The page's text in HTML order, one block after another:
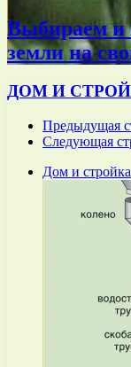
Выбираем и
земли на
ДОМ И
Предыдущая
Следующая
Дом и стройка